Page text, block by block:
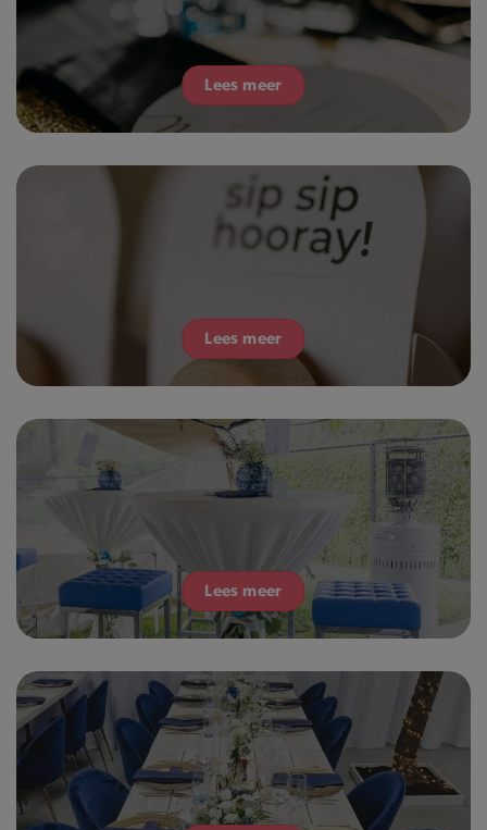
Lees meer
Lees meer
Lees meer